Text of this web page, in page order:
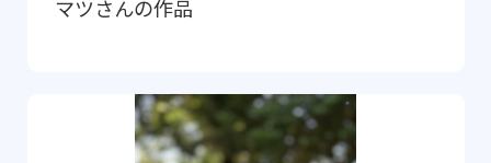
マツさんの作品